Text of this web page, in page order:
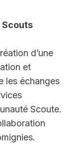
Scouts
d’une
et
les échanges
Scoute.